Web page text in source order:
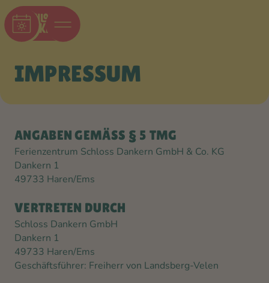
IMPRESSUM
ANGABEN GEMÄSS § 5 TMG
Ferienzentrum Schloss Dankern GmbH & Co. KG
Dankern 1
49733 Haren/Ems
VERTRETEN DURCH
Schloss Dankern GmbH
Dankern 1
49733 Haren/Ems
Geschäftsführer: Freiherr von Landsberg-Velen